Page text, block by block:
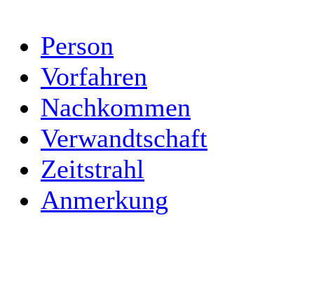
Person
Vorfahren
Nachkommen
Verwandtschaft
Zeitstrahl
Anmerkung